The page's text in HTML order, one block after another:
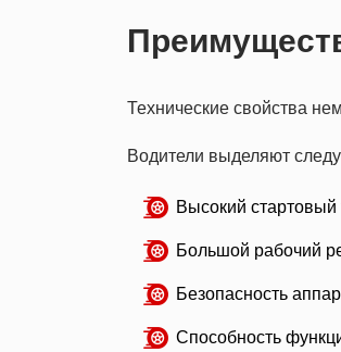
Технические свойства
Водители выделяют
Высокий стартовый
Большой рабочий
Безопасность
Способность